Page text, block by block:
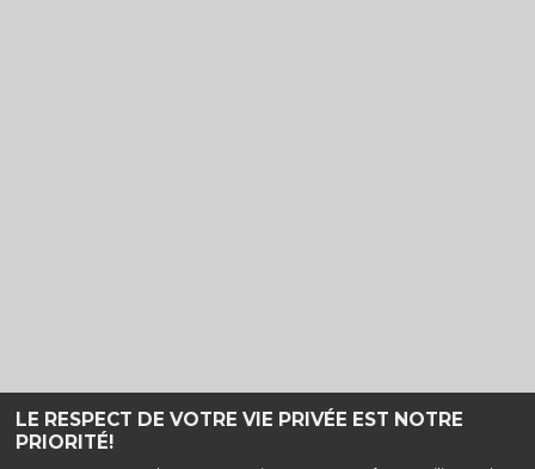
LE RESPECT DE VOTRE VIE PRIVÉE EST NOTRE
PRIORITÉ!